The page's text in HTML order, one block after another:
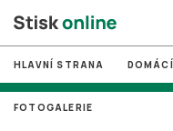
# MUNI
HLAVNÍ STRANA DOMÁCÍ
FOTOGALERIE